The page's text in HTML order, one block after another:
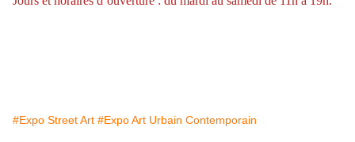
#Expo Street Art #Expo Art Urbain Contemporain